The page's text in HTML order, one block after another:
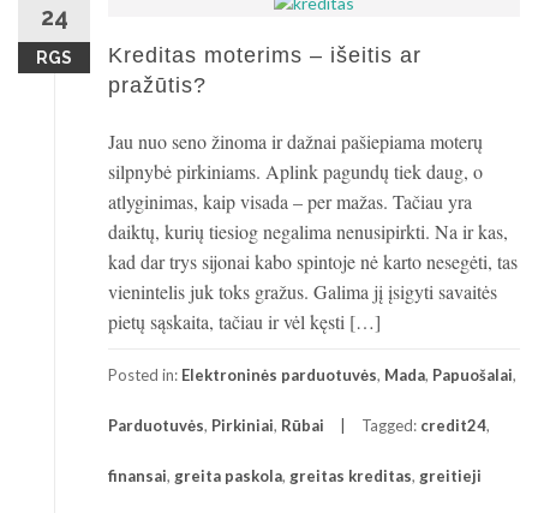
24
RGS
Kreditas moterims – išeitis ar
pražūtis?
Jau nuo seno žinoma ir dažnai pašiepiama moterų
silpnybė pirkiniams. Aplink pagundų tiek daug, o
atlyginimas, kaip visada – per mažas. Tačiau yra
daiktų, kurių tiesiog negalima nenusipirkti. Na ir kas,
kad dar trys sijonai kabo spintoje nė karto nesegėti, tas
vienintelis juk toks gražus. Galima jį įsigyti savaitės
pietų sąskaita, tačiau ir vėl kęsti […]
Posted in: Elektroninės parduotuvės, Mada, Papuošalai,
Parduotuvės, Pirkiniai, Rūbai Tagged: credit24,
finansai, greita paskola, greitas kreditas, greitieji